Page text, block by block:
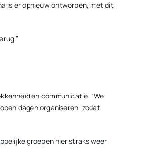
is er opnieuw ontworpen, met dit
en communicatie. “We
dagen organiseren, zodat
groepen hier straks weer